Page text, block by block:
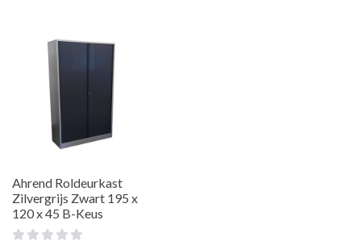
Ahrend Roldeurkast
Zilvergrijs Zwart 195 x
120 x 45 B-Keus